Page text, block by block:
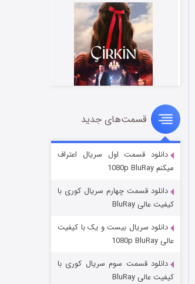
سریال زشت
قسمت۲ (زیرنویس) منتشر شد
مردگان متحرک: شهر مرده ۳
قسمت‌های جدید
دانلود قسمت اول سریال اعتراف
میکنم 1080p BluRay
دانلود قسمت چهارم سریال کوری با
کیفیت عالی BluRay
دانلود سریال بیست و یک با کیفیت
عالی 1080p BluRay
دانلود قسمت سوم سریال کوری با
کیفیت عالی BluRay